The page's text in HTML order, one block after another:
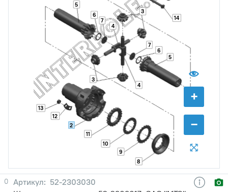
+
−
2
3
3
4
4
5
5
6
6
7
7
8
9
10
11
12
13
14
0
52-2303030